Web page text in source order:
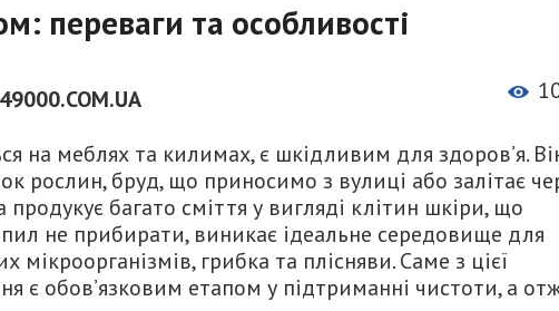
переваги та особливості
на меблях та килимах, є шкідливим для здоров’я.
рослин, бруд, що приносимо з вулиці або залітає
багато сміття у вигляді клітин шкіри, що
не прибирати, виникає ідеальне середовище для
грибка та плісняви. Саме з цієї
є обов’язковим етапом у підтриманні чистоти, а